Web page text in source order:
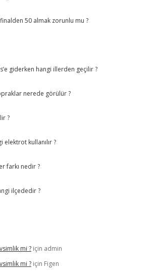
50 almak zorunlu mu ?
giderken hangi illerden geçilir ?
nerede görülür ?
?
elektrot kullanılır ?
farkı nedir ?
ilçededir ?
mi ? için admin
mi ? için Figen